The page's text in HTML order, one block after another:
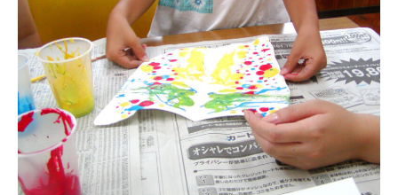
習い事
船橋で活躍するママ
赤ちゃん・育児
食育